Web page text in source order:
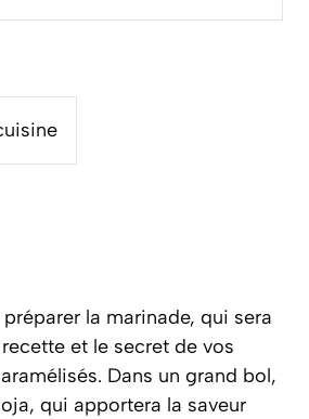
la marinade, qui sera
et le secret de vos
Dans un grand bol,
qui apportera la saveur